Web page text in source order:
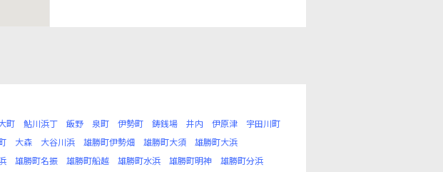
町 鮎川浜丁 飯野 泉町 伊勢町 鋳銭場 井内 伊原津
宇田川町
大森 大谷川浜 雄勝町伊勢畑 雄勝町大須
雄勝町大浜
雄勝町名振 雄勝町船越 雄勝町水浜 雄勝町明神
雄勝町分浜